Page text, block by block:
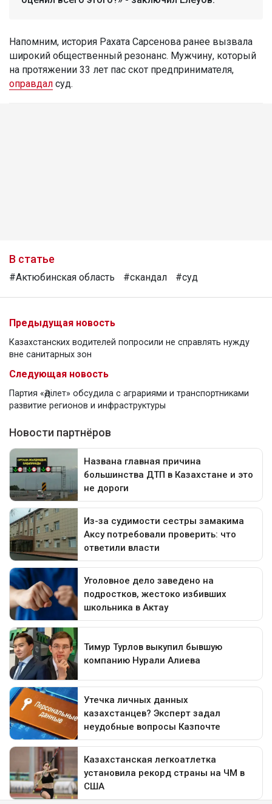
Напомним, история Рахата Сарсенова ранее вызвала
широкий общественный резонанс. Мужчину, который
на протяжении 33 лет пас скот предпринимателя,
оправдал суд.
В статье
#Актюбинская область #скандал #суд
Предыдущая новость
Казахстанских водителей попросили не справлять нужду
вне санитарных зон
Следующая новость
Партия «Әділет» обсудила с аграриями и транспортниками
развитие регионов и инфраструктуры